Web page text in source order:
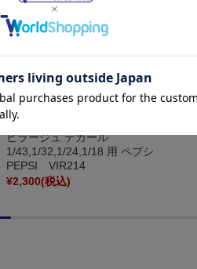
ビラージュ デカール
1/43,1/32,1/24,1/18 用 ペプシ
PEPSI VIR214
¥2,300(税込)